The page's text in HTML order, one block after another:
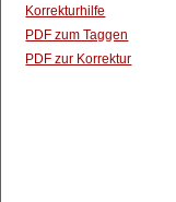
Korrekturhilfe
PDF zum Taggen
PDF zur Korrektur